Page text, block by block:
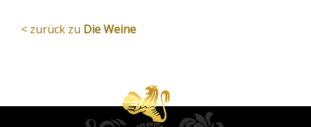
< zurück zu Die Weine